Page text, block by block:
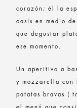
corazón; él la
oasis en medio
que degustar
ese momento.
Un aperitivo a
y mozzarella con
patatas bravas (